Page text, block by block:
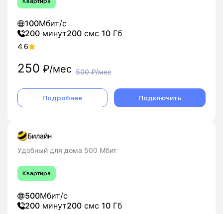
100Мбит/с
200 минут200 смс 10 Гб
4.6
250 ₽/мес 500₽/мес
Подробнее Подключить
Билайн
Удобный для дома 500 Мбит
Квартира
500Мбит/с
200 минут200 смс 10 Гб